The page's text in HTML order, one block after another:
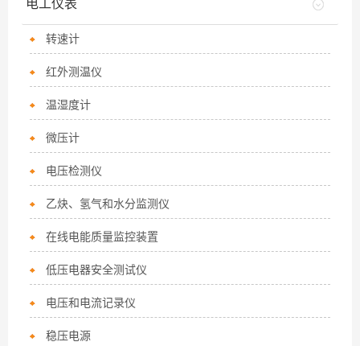
电工仪表
转速计
红外测温仪
温湿度计
微压计
电压检测仪
乙炔、氢气和水分监测仪
在线电能质量监控装置
低压电器安全测试仪
电压和电流记录仪
稳压电源